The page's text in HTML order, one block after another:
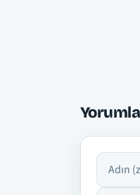
Adın
Yorumun